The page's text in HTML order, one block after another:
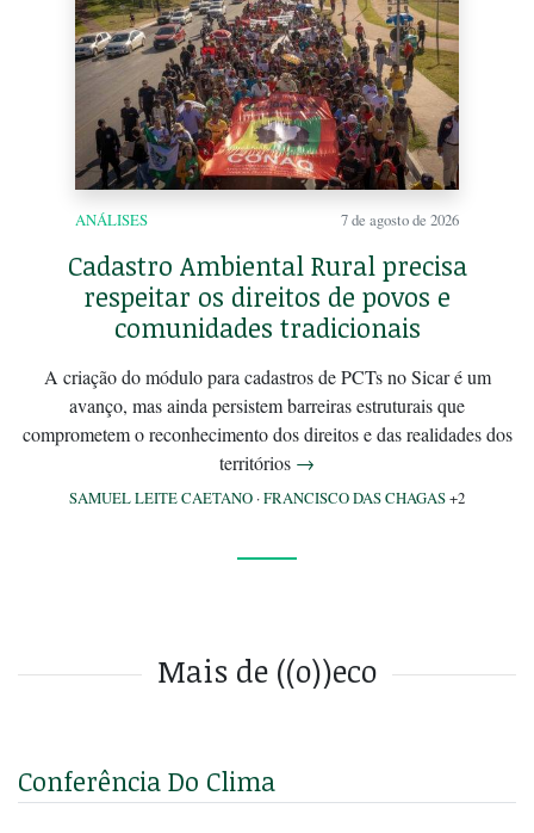
ANÁLISES 7 de agosto de 2026
Cadastro Ambiental Rural precisa
respeitar os direitos de povos e
comunidades tradicionais
A criação do módulo para cadastros de PCTs no Sicar é um
avanço, mas ainda persistem barreiras estruturais que
comprometem o reconhecimento dos direitos e das realidades dos
territórios →
SAMUEL LEITE CAETANO ·FRANCISCO DAS CHAGAS+2
Mais de ((o))eco
Conferência Do Clima